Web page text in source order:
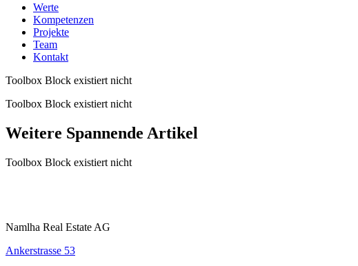
Werte
Kompetenzen
Projekte
Team
Kontakt
Toolbox Block existiert nicht
Toolbox Block existiert nicht
Weitere Spannende Artikel
Toolbox Block existiert nicht
Namlha Real Estate AG
Ankerstrasse 53